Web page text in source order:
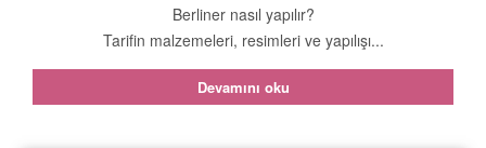
Berliner nasıl yapılır?
Tarifin malzemeleri, resimleri ve yapılışı...
Devamını oku